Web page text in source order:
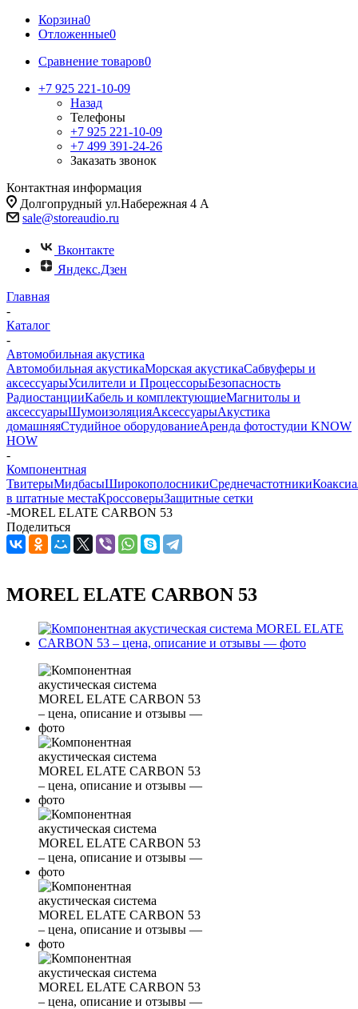
Корзина0
Отложенные0
Сравнение товаров0
+7 925 221-10-09
Назад
Телефоны
+7 925 221-10-09
+7 499 391-24-26
Заказать звонок
Контактная информация
Долгопрудный ул.Набережная 4 А
sale@storeaudio.ru
Вконтакте
Яндекс.Дзен
Главная
-
Каталог
-
Автомобильная акустика
Автомобильная акустикаМорская акустикаСабвуферы и
аксессуарыУсилители и ПроцессорыБезопасность
РадиостанцииКабель и комплектующиеМагнитолы и
аксессуарыШумоизоляцияАксессуарыАкустика
домашняяСтудийное оборудованиеАренда фотостудии KNOW
HOW
-
Компонентная
ТвитерыМидбасыШирокополосникиСреднечастотники
в штатные местаКроссоверыЗащитные сетки
-MOREL ELATE CARBON 53
Поделиться
MOREL ELATE CARBON 53